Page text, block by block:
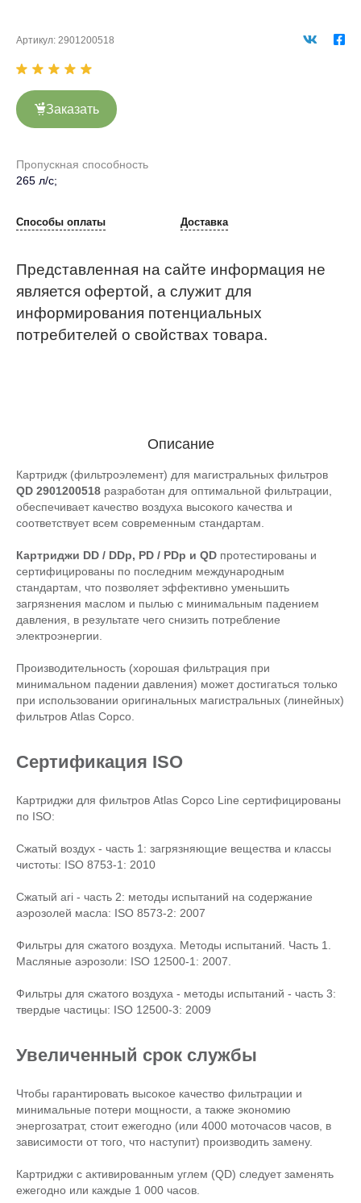
Артикул: 2901200518
Заказать
Пропускная способность
265 л/с;
Способы оплаты Доставка
Представленная на сайте информация не
является офертой, а служит для
информирования потенциальных
потребителей о свойствах товара.
Описание
Картридж (фильтроэлемент) для магистральных фильтров
QD 2901200518 разработан для оптимальной фильтрации,
обеспечивает качество воздуха высокого качества и
соответствует всем современным стандартам.
Картриджи DD / DDp, PD / PDp и QD протестированы и
сертифицированы по последним международным
стандартам, что позволяет эффективно уменьшить
загрязнения маслом и пылью с минимальным падением
давления, в результате чего снизить потребление
электроэнергии.
Производительность (хорошая фильтрация при
минимальном падении давления) может достигаться только
при использовании оригинальных магистральных (линейных)
фильтров Atlas Copco.
Сертификация ISO
Картриджи для фильтров Atlas Copco Line сертифицированы
по ISO:
Сжатый воздух - часть 1: загрязняющие вещества и классы
чистоты: ISO 8753-1: 2010
Сжатый ari - часть 2: методы испытаний на содержание
аэрозолей масла: ISO 8573-2: 2007
Фильтры для сжатого воздуха. Методы испытаний. Часть 1.
Масляные аэрозоли: ISO 12500-1: 2007.
Фильтры для сжатого воздуха - методы испытаний - часть 3:
твердые частицы: ISO 12500-3: 2009
Увеличенный срок службы
Чтобы гарантировать высокое качество фильтрации и
минимальные потери мощности, а также экономию
энергозатрат, стоит ежегодно (или 4000 моточасов часов, в
зависимости от того, что наступит) производить замену.
Картриджи с активированным углем (QD) следует заменять
ежегодно или каждые 1 000 часов.